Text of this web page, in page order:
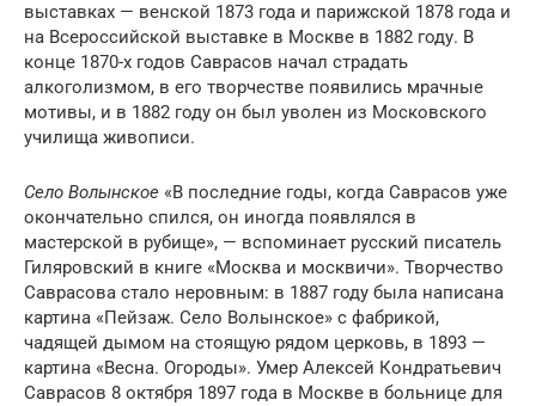
выставках — венской 1873 года и парижской 1878 года и
на Всероссийской выставке в Москве в 1882 году. В
конце 1870-х годов Саврасов начал страдать
алкоголизмом, в его творчестве появились мрачные
мотивы, и в 1882 году он был уволен из Московского
училища живописи.
Село Волынское «В последние годы, когда Саврасов уже
окончательно спился, он иногда появлялся в
мастерской в рубище», — вспоминает русский писатель
Гиляровский в книге «Москва и москвичи». Творчество
Саврасова стало неровным: в 1887 году была написана
картина «Пейзаж. Село Волынское» с фабрикой,
чадящей дымом на стоящую рядом церковь, в 1893 —
картина «Весна. Огороды». Умер Алексей Кондратьевич
Саврасов 8 октября 1897 года в Москве в больнице для